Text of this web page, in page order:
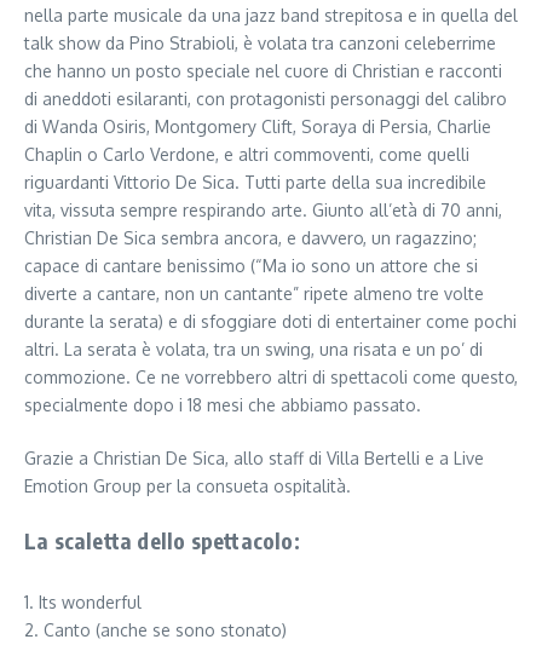
nella parte musicale da una jazz band strepitosa e in quella del
talk show da Pino Strabioli, è volata tra canzoni celeberrime
che hanno un posto speciale nel cuore di Christian e racconti
di aneddoti esilaranti, con protagonisti personaggi del calibro
di Wanda Osiris, Montgomery Clift, Soraya di Persia, Charlie
Chaplin o Carlo Verdone, e altri commoventi, come quelli
riguardanti Vittorio De Sica. Tutti parte della sua incredibile
vita, vissuta sempre respirando arte. Giunto all’età di 70 anni,
Christian De Sica sembra ancora, e davvero, un ragazzino;
capace di cantare benissimo (“Ma io sono un attore che si
diverte a cantare, non un cantante” ripete almeno tre volte
durante la serata) e di sfoggiare doti di entertainer come pochi
altri. La serata è volata, tra un swing, una risata e un po’ di
commozione. Ce ne vorrebbero altri di spettacoli come questo,
specialmente dopo i 18 mesi che abbiamo passato.
Grazie a Christian De Sica, allo staff di Villa Bertelli e a Live
Emotion Group per la consueta ospitalità.
La scaletta dello spettacolo:
1. Its wonderful
2. Canto (anche se sono stonato)